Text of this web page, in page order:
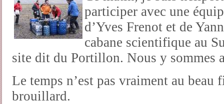
participer avec une
d’Yves Frenot et de
cabane scientifique au
site dit du Portillon. Nous y sommes
Le temps n’est pas vraiment au
brouillard.